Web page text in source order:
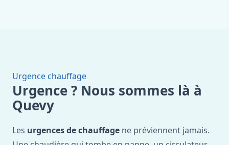
Urgence chauffage
Urgence ? Nous sommes là à
Quevy
Les urgences de chauffage ne préviennent jamais.